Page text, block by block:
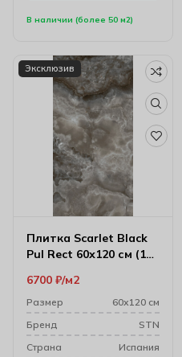
В наличии (более 50 м2)
Эксклюзив
Плитка Scarlet Black
Pul Rect 60х120 см (10
6700 ₽ м2
Размер
60х120 см
Бренд
STN
Cтрана
Испания